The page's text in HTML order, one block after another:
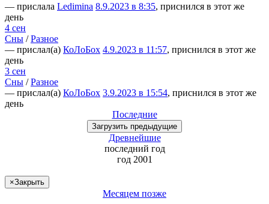
— прислала Ledimina 8.9.2023 в 8:35, приснился в этот же
день
4 сен
Сны /Разное
— прислал(а) КоЛоБох 4.9.2023 в 11:57, приснился в этот же
день
3 сен
Сны /Разное
— прислал(а) КоЛоБох 3.9.2023 в 15:54, приснился в этот же
день
Последние
Загрузить предыдущие
Древнейшие
последний год
год 2001
×Закрыть
Месяцем позже